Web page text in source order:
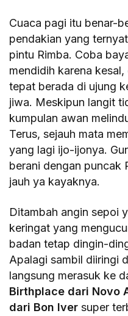
Cuaca pagi itu benar-
pendakian yang
pintu Rimba. Coba
mendidih karena
tepat berada di ujung
jiwa. Meskipun langit
kumpulan awan
Terus, sejauh mata
yang lagi ijo-ijonya.
berani dengan puncak
jauh ya kayaknya.
Ditambah angin sepoi
keringat yang
badan tetap dingin-
Apalagi sambil diiringi
langsung merasuk ke
Birthplace dari Novo
dari Bon Iver super